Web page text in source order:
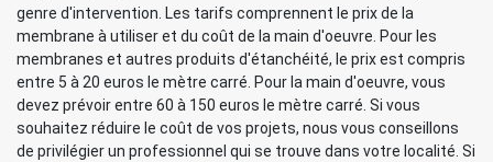
genre d'intervention. Les tarifs comprennent le prix de la
membrane à utiliser et du coût de la main d'oeuvre. Pour les
membranes et autres produits d'étanchéité, le prix est compris
entre 5 à 20 euros le mètre carré. Pour la main d'oeuvre, vous
devez prévoir entre 60 à 150 euros le mètre carré. Si vous
souhaitez réduire le coût de vos projets, nous vous conseillons
de privilégier un professionnel qui se trouve dans votre localité. Si